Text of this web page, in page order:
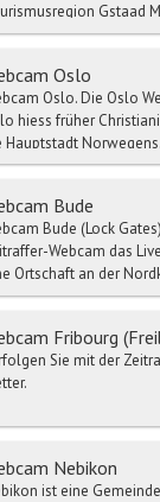
Gstaad
Saanen,
Oslo
Oslo. Die Oslo
hiess früher
Hauptstadt
Bude
Bude (Lock
Webcam das
Ortschaft an der
Fribourg
Sie mit der
Nebikon
ist eine